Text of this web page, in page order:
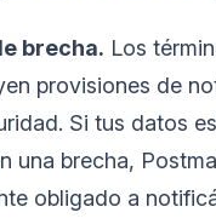
brecha. Los
provisiones de
Si tus datos
una brecha,
obligado a